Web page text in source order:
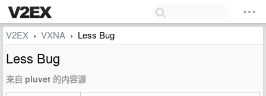
V2EX › VXNA › Less Bug
Less Bug
来自 pluvet 的内容源